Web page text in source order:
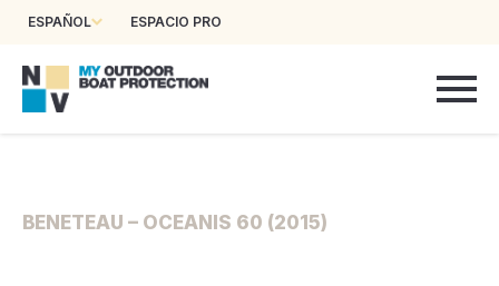
ESPAÑOL ESPACIO PRO
BENETEAU – OCEANIS 60 (2015)